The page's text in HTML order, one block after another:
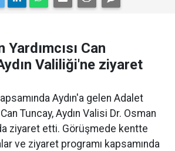
Can
Valiliği'ne ziyaret
Aydın'a gelen Adalet
Can Tuncay, Aydın Valisi Dr. Osman
ziyaret etti. Görüşmede kentte
ve ziyaret programı kapsamında